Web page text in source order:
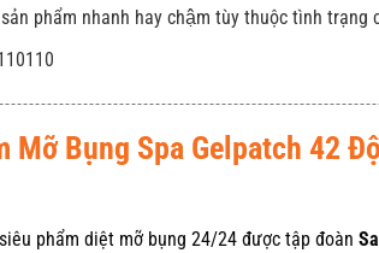
phẩm nhanh hay chậm tùy thuộc tình trạng
Mỡ Bụng Spa Gelpatch 42
phẩm diệt mỡ bụng 24/24 được tập đoàn